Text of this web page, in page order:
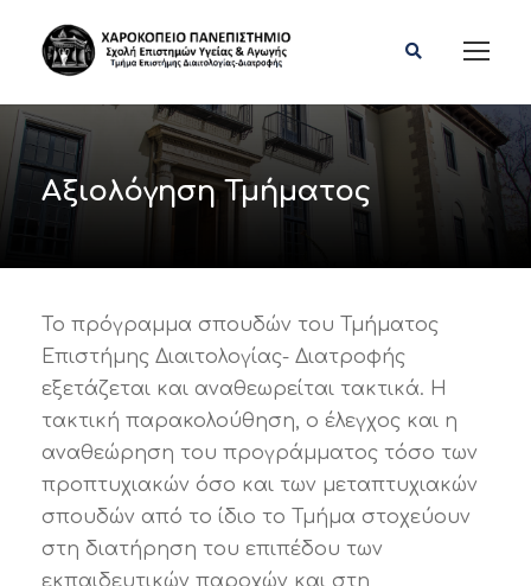
Αξιολόγηση Τμήματος
Το πρόγραμμα σπουδών του Τμήματος
Επιστήμης Διαιτολογίας- Διατροφής
εξετάζεται και αναθεωρείται τακτικά. Η
τακτική παρακολούθηση, ο έλεγχος και η
αναθεώρηση του προγράμματος τόσο των
προπτυχιακών όσο και των μεταπτυχιακών
σπουδών από το ίδιο το Τμήμα στοχεύουν
στη διατήρηση του επιπέδου των
εκπαιδευτικών παροχών και στη